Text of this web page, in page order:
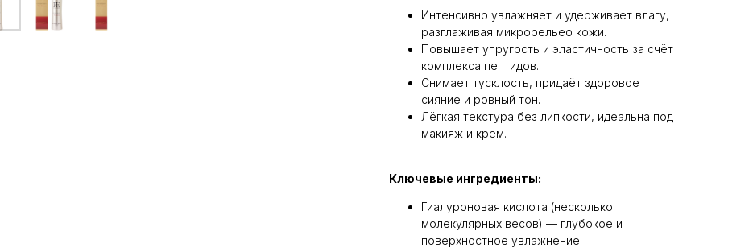
Интенсивно увлажняет и удерживает влагу,
разглаживая микрорельеф кожи.
Повышает упругость и эластичность за счёт
комплекса пептидов.
Снимает тусклость, придаёт здоровое
сияние и ровный тон.
Лёгкая текстура без липкости, идеальна под
макияж и крем.
Ключевые ингредиенты:
Гиалуроновая кислота (несколько
молекулярных весов) — глубокое и
поверхностное увлажнение.